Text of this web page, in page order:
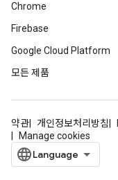
Chrome
Firebase
Google Cloud Platform
모든 제품
약관 개인정보처리방침
Manage cookies